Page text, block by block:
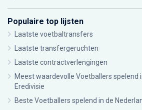
Populaire top lijsten
Laatste voetbaltransfers
Laatste transfergeruchten
Laatste contractverlengingen
Meest waardevolle Voetballers spelend
Eredivisie
Beste Voetballers spelend in de